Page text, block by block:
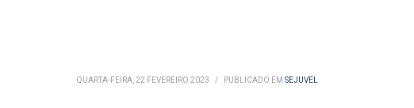
QUARTA-FEIRA, 22 FEVEREIRO 2023 / PUBLICADO EM SEJUVEL